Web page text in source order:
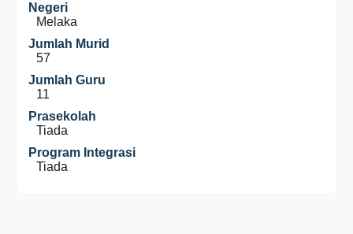
Negeri
Melaka
Jumlah Murid
57
Jumlah Guru
11
Prasekolah
Tiada
Program Integrasi
Tiada